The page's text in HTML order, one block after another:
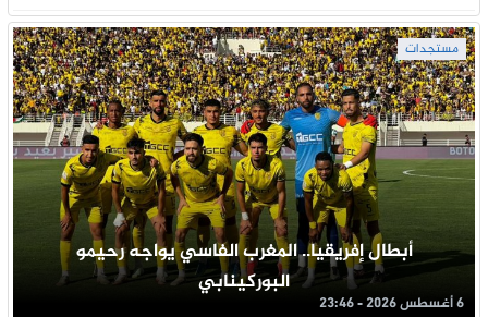
مستجدات
أبطال إفريقيا.. المغرب الفاسي يواجه رحيمو
البوركينابي
6 أغسطس 2026 - 23:46